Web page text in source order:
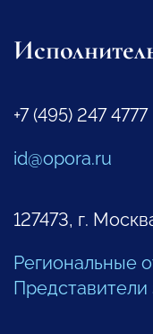
+7 (495) 247 4777
id@opora.ru
127473, г.
Региональные